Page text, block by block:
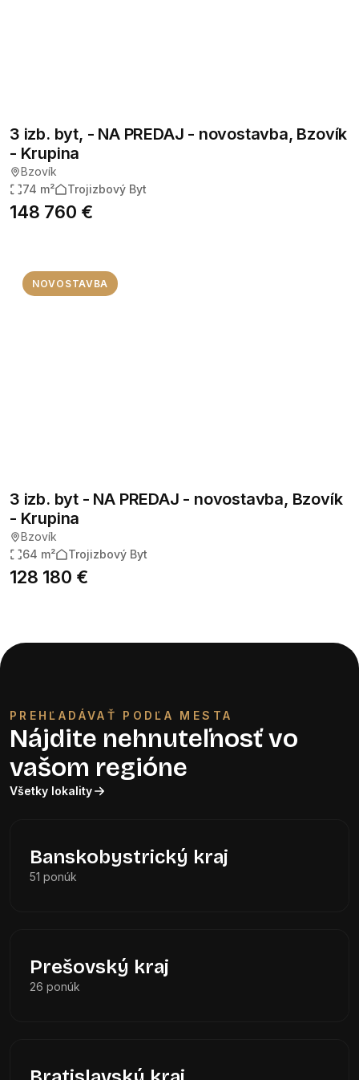
3 izb. byt, - NA PREDAJ - novostavba, Bzovík
- Krupina
Bzovík
74 m²
Trojizbový Byt
148 760 €
NOVOSTAVBA
3 izb. byt - NA PREDAJ - novostavba, Bzovík
- Krupina
Bzovík
64 m²
Trojizbový Byt
128 180 €
PREHĽADÁVAŤ PODĽA MESTA
Nájdite nehnuteľnosť vo
vašom regióne
Všetky lokality
Banskobystrický kraj
51 ponúk
Prešovský kraj
26 ponúk